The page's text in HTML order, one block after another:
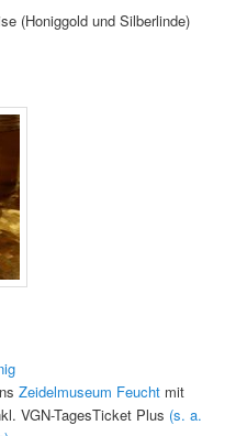
(Honiggold und Silberlinde)
Zeidelmuseum Feuchtmit
VGN-TagesTicket Plus (s. a.